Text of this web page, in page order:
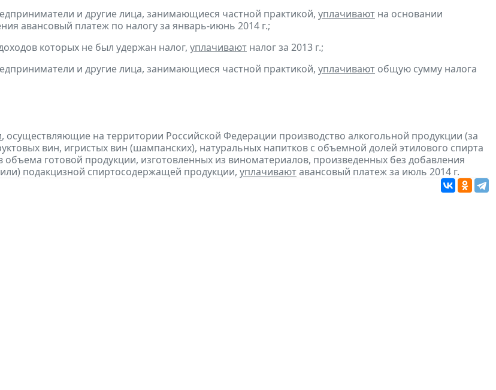
и другие лица, занимающиеся частной практикой, уплачивают на основании
авансовый платеж по налогу за январь-июнь 2014 г.;
которых не был удержан налог, уплачивают налог за 2013 г.;
и другие лица, занимающиеся частной практикой, уплачивают общую сумму налога
, осуществляющие на территории Российской Федерации производство алкогольной продукции (за
вин, игристых вин (шампанских), натуральных напитков с объемной долей этилового спирта
объема готовой продукции, изготовленных из виноматериалов, произведенных без добавления
подакцизной спиртосодержащей продукции, уплачиваютавансовый платеж за июль 2014 г.